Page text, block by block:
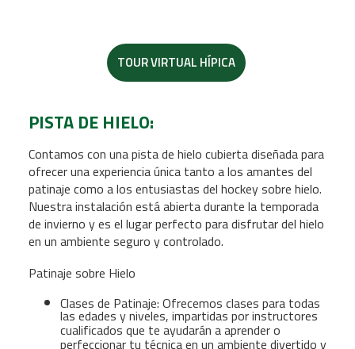
TOUR VIRTUAL HÍPICA
PISTA DE HIELO:
Contamos con una pista de hielo cubierta diseñada para
ofrecer una experiencia única tanto a los amantes del
patinaje como a los entusiastas del hockey sobre hielo.
Nuestra instalación está abierta durante la temporada
de invierno y es el lugar perfecto para disfrutar del hielo
en un ambiente seguro y controlado.
Patinaje sobre Hielo
Clases de Patinaje: Ofrecemos clases para todas
las edades y niveles, impartidas por instructores
cualificados que te ayudarán a aprender o